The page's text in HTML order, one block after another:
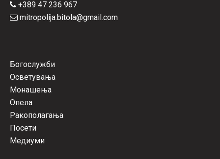
+389 47 236 967
mitropolija.bitola@gmail.com
Богослужби
Осветувања
Монашења
Опела
Ракополагања
Посети
Медиуми